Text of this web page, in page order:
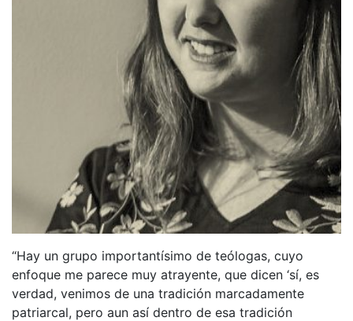
“Hay un grupo importantísimo de teólogas, cuyo
enfoque me parece muy atrayente, que dicen ‘sí, es
verdad, venimos de una tradición marcadamente
patriarcal, pero aun así dentro de esa tradición